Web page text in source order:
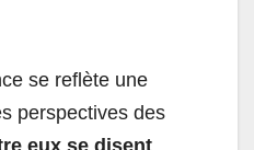
se reflète une
perspectives des